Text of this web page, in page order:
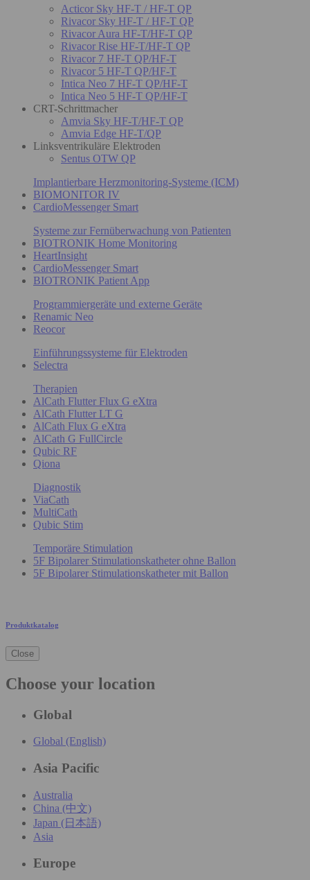
Acticor Sky HF-T / HF-T QP
Rivacor Sky HF-T / HF-T QP
Rivacor Aura HF-T/HF-T QP
Rivacor Rise HF-T/HF-T QP
Rivacor 7 HF-T QP/HF-T
Rivacor 5 HF-T QP/HF-T
Intica Neo 7 HF-T QP/HF-T
Intica Neo 5 HF-T QP/HF-T
CRT-Schrittmacher
Amvia Sky HF-T/HF-T QP
Amvia Edge HF-T/QP
Linksventrikuläre Elektroden
Sentus OTW QP
Implantierbare Herzmonitoring-Systeme (ICM)
BIOMONITOR IV
CardioMessenger Smart
Systeme zur Fernüberwachung von Patienten
BIOTRONIK Home Monitoring
HeartInsight
CardioMessenger Smart
BIOTRONIK Patient App
Programmiergeräte und externe Geräte
Renamic Neo
Reocor
Einführungssysteme für Elektroden
Selectra
Therapien
AlCath Flutter Flux G eXtra
AlCath Flutter LT G
AlCath Flux G eXtra
AlCath G FullCircle
Qubic RF
Qiona
Diagnostik
ViaCath
MultiCath
Qubic Stim
Temporäre Stimulation
5F Bipolarer Stimulationskatheter ohne Ballon
5F Bipolarer Stimulationskatheter mit Ballon
Produktkatalog
Close
Choose your location
Global
Global (English)
Asia Pacific
Australia
China (中文)
Japan (日本語)
Asia
Europe